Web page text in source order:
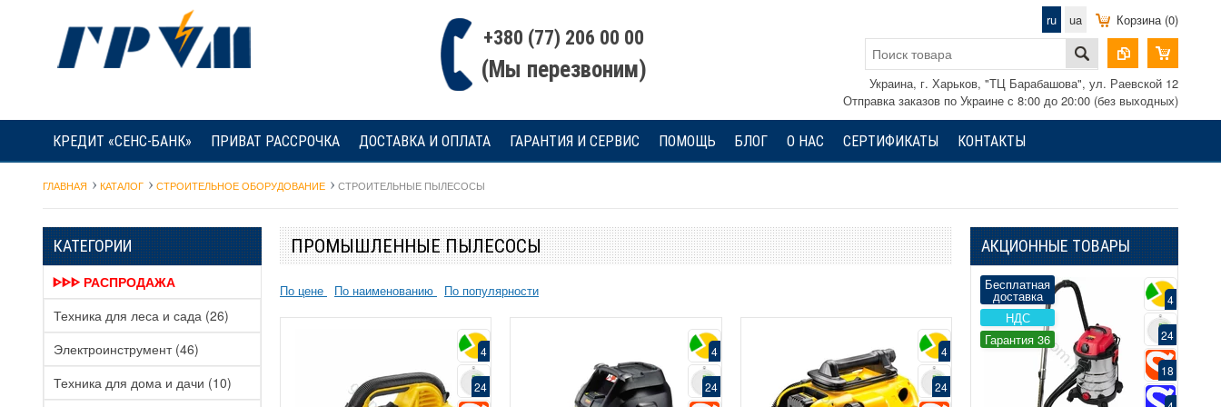
+380 (77) 206 00 00
(Мы перезвоним)
Корзина (0)
ru ua
Украина, г. Харьков, "ТЦ Барабашова", ул. Раевской 12
Отправка заказов по Украине с 8:00 до 20:00 (без выходных)
КРЕДИТ «СЕНС-БАНК» ПРИВАТ РАССРОЧКА ДОСТАВКА И ОПЛАТА ГАРАНТИЯ И СЕРВИС ПОМОЩЬ БЛОГ О НАС СЕРТИФИКАТЫ КОНТАКТЫ
ГЛАВНАЯ КАТАЛОГ СТРОИТЕЛЬНОЕ ОБОРУДОВАНИЕ СТРОИТЕЛЬНЫЕ ПЫЛЕСОСЫ
КАТЕГОРИИ
ᐈᐈᐈ РАСПРОДАЖА
Техника для леса и сада (26)
Электроинструмент (46)
Техника для дома и дачи (10)
ПРОМЫШЛЕННЫЕ ПЫЛЕСОСЫ
По цене По наименованию По популярности
4
24
4
24
4
24
АКЦИОННЫЕ ТОВАРЫ
НДС
24
18
Бесплатная
доставка
НДС
Гарантия 36
4
24
18